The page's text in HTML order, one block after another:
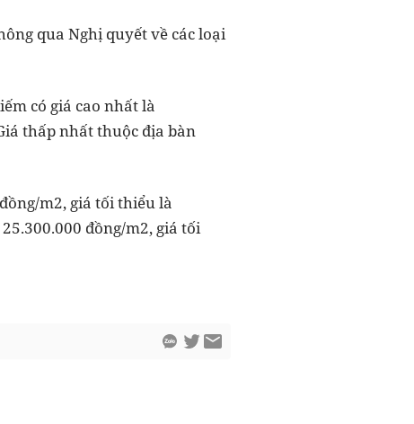
qua Nghị quyết về các loại
có giá cao nhất là
thấp nhất thuộc địa bàn
m2, giá tối thiểu là
đồng/m2, giá tối